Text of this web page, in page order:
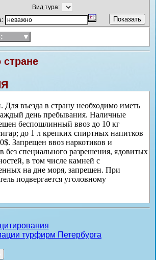
Вид тура:
▼
въезда в страну необходимо иметь
день пребывания. Наличные
беспошлинный ввоз до 10 кг
до 1 л крепких спиртных напитков
Запрещен ввоз наркотиков и
специального разрешения, ядовитых
в том числе камней с
на дне моря, запрещен. При
подвергается уголовному